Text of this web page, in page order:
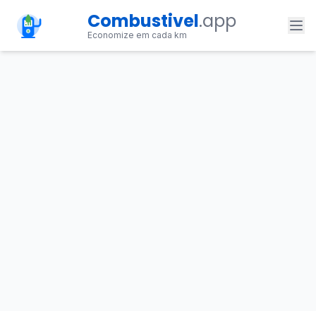
Combustivel.app
Economize em cada km